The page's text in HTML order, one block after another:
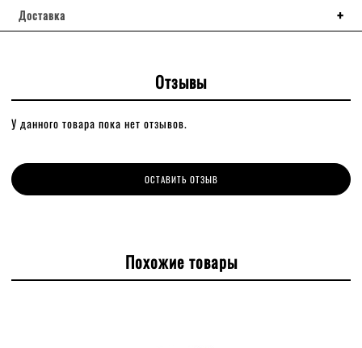
Доставка
Отзывы
У данного товара пока нет отзывов.
ОСТАВИТЬ ОТЗЫВ
Похожие товары